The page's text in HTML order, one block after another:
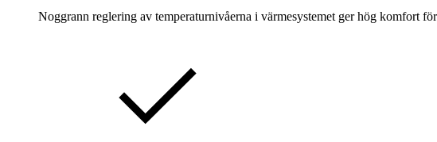
Noggrann reglering av temperaturnivåerna i värmesystemet ger hög komfort